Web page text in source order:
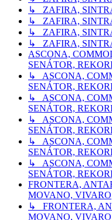
↳ ZAFIRA,
↳ ZAFIRA,
↳ ZAFIRA,
↳ ZAFIRA,
ASCONA,
SENÁTOR,
↳ ASCONA,
SENÁTOR,
↳ ASCONA,
SENÁTOR,
↳ ASCONA,
SENÁTOR,
↳ ASCONA,
SENÁTOR,
↳ ASCONA,
SENÁTOR,
FRONTERA,
MOVANO, VIVARO
↳ FRONTERA,
MOVANO,